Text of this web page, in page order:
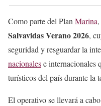
Como parte del Plan Marina
Salvavidas Verano 2026,
seguridad y resguardar la
nacionalese internacionales
turísticos del país durante la
El operativo se llevará a